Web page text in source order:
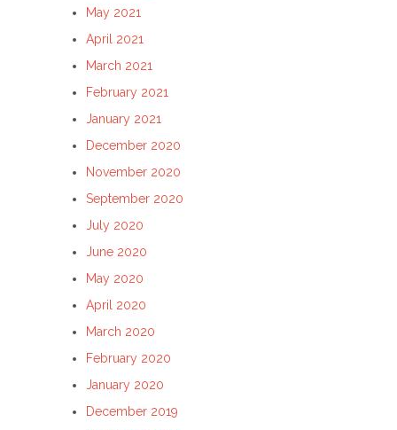
May 2021
April 2021
March 2021
February 2021
January 2021
December 2020
November 2020
September 2020
July 2020
June 2020
May 2020
April 2020
March 2020
February 2020
January 2020
December 2019